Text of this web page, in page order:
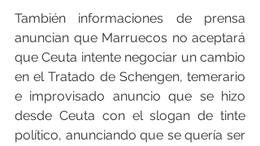
También informaciones de prensa
anuncian que Marruecos no aceptará
que Ceuta intente negociar un cambio
en el Tratado de Schengen, temerario
e improvisado anuncio que se hizo
desde Ceuta con el slogan de tinte
político, anunciando que se quería ser